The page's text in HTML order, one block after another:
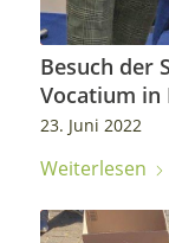
Besuch der
Vocatium in
23. Juni 2022
Weiterlesen